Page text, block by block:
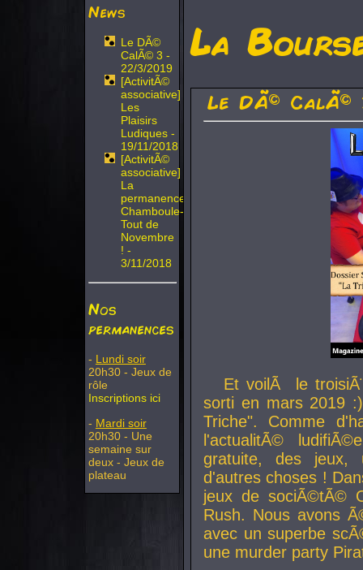
News
Le DÃ©
CalÃ© 3 -
22/3/2019
[ActivitÃ©
associative]
Les
Plaisirs
Ludiques -
19/11/2018
[ActivitÃ©
associative]
La
permanence
Chamboule-
Tout de
Novembre
! -
3/11/2018
Nos
permanences
- Lundi soir
20h30 - Jeux de
rôle
Inscriptions ici
- Mardi soir
20h30 - Une
semaine sur
deux - Jeux de
plateau
La
Le DÃ© CalÃ©
Et voilÃ le
sorti en mars 2019
Triche". Comme
l'actualitÃ©
gratuite, des jeux,
d'autres choses !
jeux de sociÃ©tÃ©
Rush. Nous avons
avec un superbe
une murder party